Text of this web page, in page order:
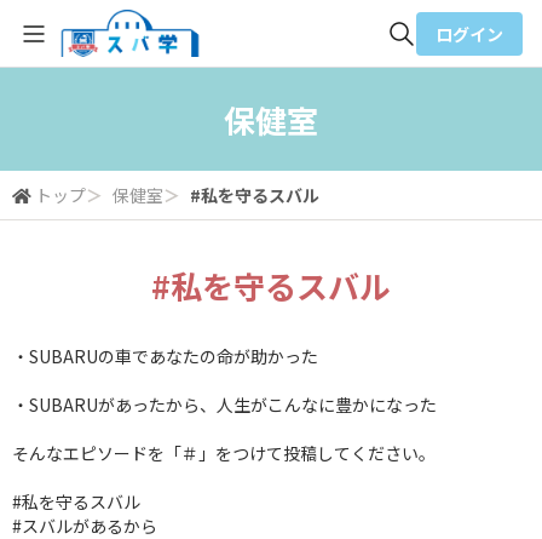
ログイン
保健室
トップ＞ 保健室＞ #私を守るスバル
#私を守るスバル
・SUBARUの車であなたの命が助かった
・SUBARUがあったから、人生がこんなに豊かになった
そんなエピソードを「＃」をつけて投稿してください。
#私を守るスバル
#スバルがあるから